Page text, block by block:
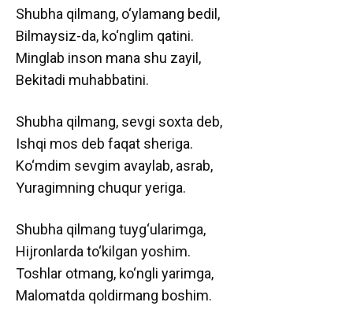
Shubha qilmang, o‘ylamang bedil,
Bilmaysiz-da, ko‘nglim qatini.
Minglab inson mana shu zayil,
Bekitadi muhabbatini.
Shubha qilmang, sevgi soxta deb,
Ishqi mos deb faqat sheriga.
Ko‘mdim sevgim avaylab, asrab,
Yuragimning chuqur yeriga.
Shubha qilmang tuyg‘ularimga,
Hijronlarda to‘kilgan yoshim.
Toshlar otmang, ko‘ngli yarimga,
Malomatda qoldirmang boshim.